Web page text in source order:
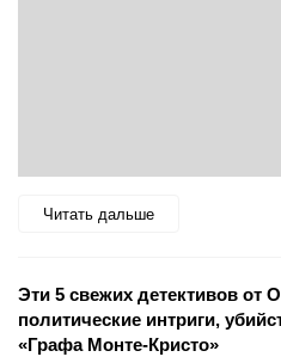
Читать дальше
Эти 5 свежих детективов от
политические интриги,
«Графа Монте-Кристо»